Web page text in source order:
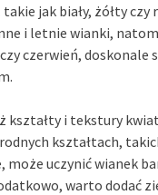
jak biały, żółty czy
i letnie wianki,
czerwień, doskonale
kształty i tekstury
kształtach,
może uczynić wianek
warto dodać